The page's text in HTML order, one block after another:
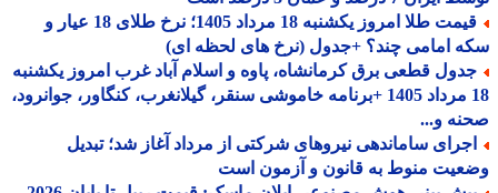
قیمت طلا امروز یکشنبه 18 مرداد 1405؛ نرخ طلای 18 عیار و
امامی چند؟ +جدول (نرخ های لحظه ای)
قطعی برق کرمانشاه، پاوه و اسلام آباد غرب امروز یکشنبه
18 مرداد 1405 +برنامه خاموشی سنقر، گیلانغرب، کنگاور، جوانرود،
و...
ساماندهی نیروهای شرکتی از مرداد آغاز شد؛ تبدیل
منوط به قانون و آزمون است